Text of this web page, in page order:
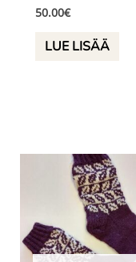
50.00€
LUE LISÄÄ